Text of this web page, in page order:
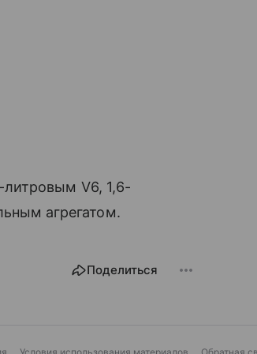
литровым V6, 1,6-
агрегатом.
Поделиться